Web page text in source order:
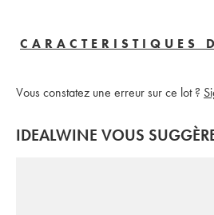
CARACTERISTIQUES
Vous constatez une erreur sur ce lot ?
IDEALWINE VOUS